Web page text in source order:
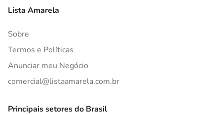
Lista Amarela
Sobre
Termos e Políticas
Anunciar meu Negócio
comercial@listaamarela.com.br
Principais setores do Brasil